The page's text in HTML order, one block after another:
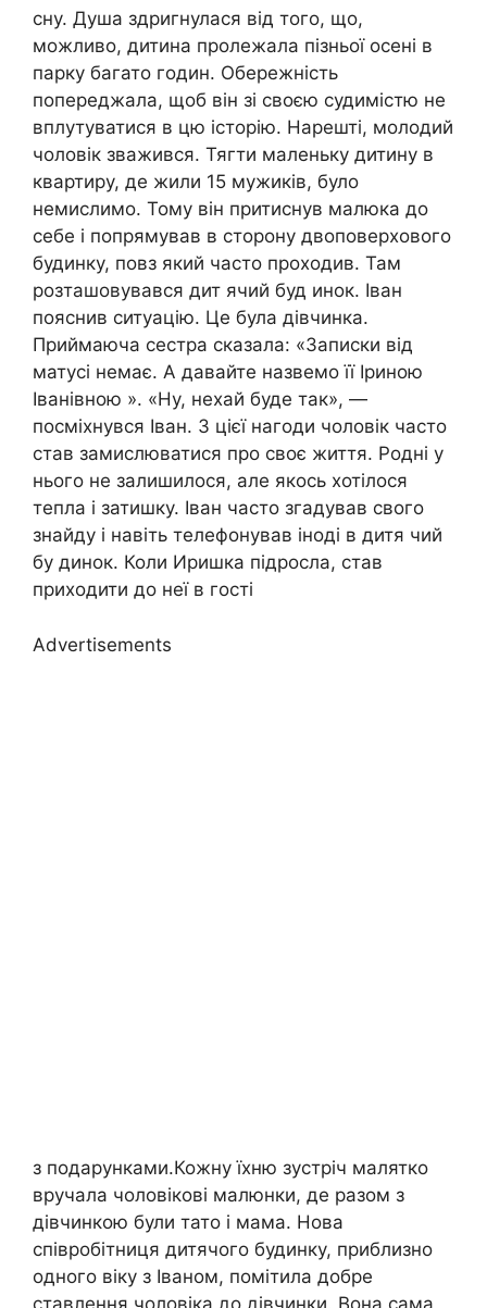
сну. Душа здригнулася від того, що,
можливо, дитина пролежала пізньої осені в
парку багато годин. Обережність
попереджала, щоб він зі своєю судимістю не
вплутуватися в цю історію. Нарешті, молодий
чоловік зважився. Тягти маленьку дитину в
квартиру, де жили 15 мужиків, було
немислимо. Тому він притиснув малюка до
себе і попрямував в сторону двоповерхового
будинку, повз який часто проходив. Там
розташовувався дит ячий буд инок. Іван
пояснив ситуацію. Це була дівчинка.
Приймаюча сестра сказала: «Записки від
матусі немає. А давайте назвемо її Іриною
Іванівною ». «Ну, нехай буде так», —
посміхнувся Іван. З цієї нагоди чоловік часто
став замислюватися про своє життя. Родні у
нього не залишилося, але якось хотілося
тепла і затишку. Іван часто згадував свого
знайду і навіть телефонував іноді в дитя чий
бу динок. Коли Иришка підросла, став
приходити до неї в гості
Advertisements
з подарунками.Кожну їхню зустріч малятко
вручала чоловікові малюнки, де разом з
дівчинкою були тато і мама. Нова
співробітниця дитячого будинку, приблизно
одного віку з Іваном, помітила добре
ставлення чоловіка до дівчинки. Вона сама